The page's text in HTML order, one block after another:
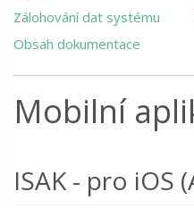
Zálohování dat systému
Obsah dokumentace
Mobilní
ISAK - pro iOS